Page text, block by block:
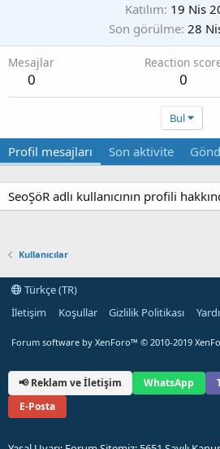
Katılım 19 Nis
Son görülme 28
Mesajlar
0
Reaction
0
Bul
Profil mesajları Son aktivite
SeoŞöR adlı kullanıcının profili
Kullanıcılar
Türkçe (TR)
İletişim
Koşullar Gizlilik Politikası
Forum software by XenForo™ © 2010-2019
📢 Reklam ve İletişim WhatsApp
E-Posta